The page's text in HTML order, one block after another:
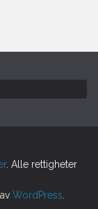
. Alle rettigheter
WordPress